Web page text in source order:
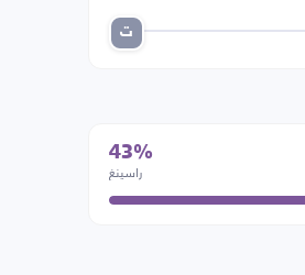
ت
43%
راسينغ